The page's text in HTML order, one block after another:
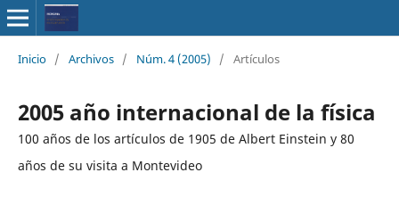
Inicio / Archivos / Núm. 4 (2005) / Artículos
2005 año internacional de la física
100 años de los artículos de 1905 de Albert Einstein y 80
años de su visita a Montevideo